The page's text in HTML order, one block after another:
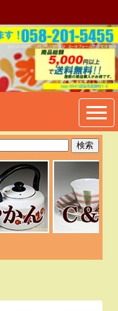
器生活雑
ート